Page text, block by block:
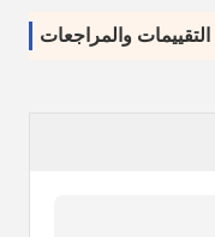
التقييمات والمراجعات